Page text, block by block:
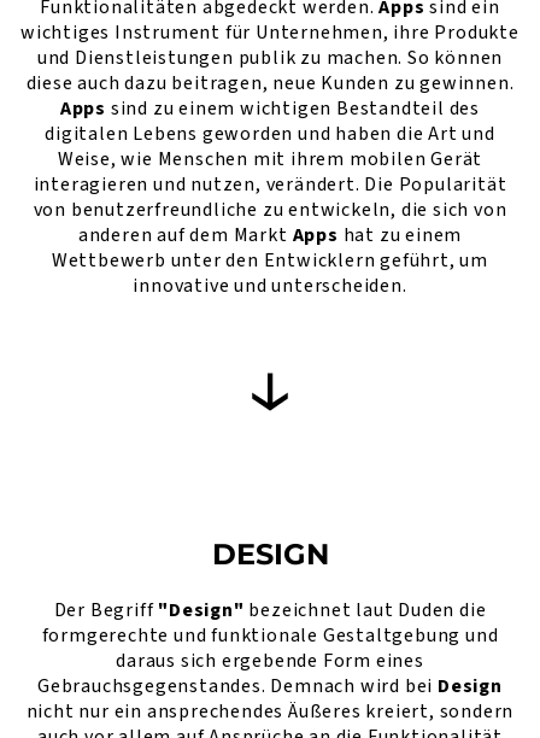
Funktionalitäten abgedeckt werden.Apps sind ein
wichtiges Instrument für Unternehmen, ihre Produkte
und Dienstleistungen publik zu machen. So können
diese auch dazu beitragen, neue Kunden zu gewinnen.
Apps sind zu einem wichtigen Bestandteil des
digitalen Lebens geworden und haben die Art und
Weise, wie Menschen mit ihrem mobilen Gerät
interagieren und nutzen, verändert. Die Popularität
von benutzerfreundliche zu entwickeln, die sich von
anderen auf dem Markt Apps hat zu einem
Wettbewerb unter den Entwicklern geführt, um
innovative und unterscheiden.
DESIGN
Der Begriff"Design" bezeichnet laut Duden die
formgerechte und funktionale Gestaltgebung und
daraus sich ergebende Form eines
Gebrauchsgegenstandes. Demnach wird bei Design
nicht nur ein ansprechendes Äußeres kreiert, sondern